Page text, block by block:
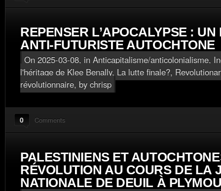
REPENSER L’APOCALYPSE :
ANTI-FUTURISTE AUTOCHTONE
On 2025-03-08, in Anticapitalisme/anticolonialisme,
l'héritage de Klee Benally, La lutte finale?,
révolutionnaire, by chrisp
0 Comments
PALESTINIENS ET
RÉVOLUTION AU COURS DE LA
NATIONALE DE DEUIL À